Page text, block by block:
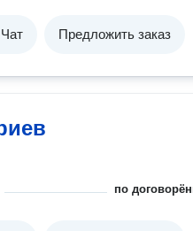
Чат Предложить заказ
по